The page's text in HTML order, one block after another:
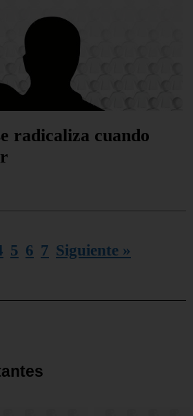
radicaliza cuando
5 6 7 Siguiente »
antes